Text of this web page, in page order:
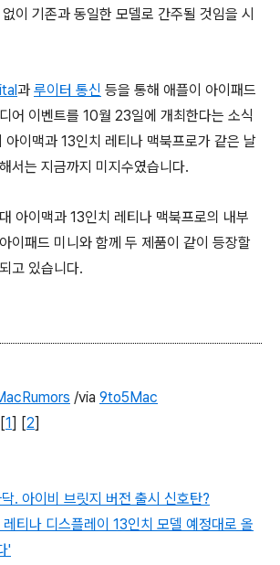
이 기존과 동일한 모델로 간주될 것임을 시
과 루이터 통신 등을 통해 애플이 아이패드
어 이벤트를 10월 23일에 개최한다는 소식
아이맥과 13인치 레티나 맥북프로가 같은 날
서는 지금까지 미지수였습니다.
아이맥과 13인치 레티나 맥북프로의 내부
이패드 미니와 함께 두 제품이 같이 등장할
고 있습니다.
/via 9to5Mac
1] [2]
. 아이비 브릿지 버전 출시 신호탄?
티나 디스플레이 13인치 모델 예정대로 올
'